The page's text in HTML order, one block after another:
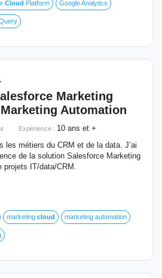
Cloud Platform Google Analytics
Marketing
Automation
Expérience : 10 ans et +
les métiers du CRM et de la data. J’ai
de la solution Salesforce Marketing
projets IT/data/CRM.
marketing cloud marketing automation